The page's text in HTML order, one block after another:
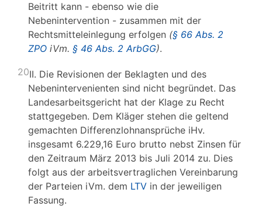
Beitritt kann - ebenso wie die
Nebenintervention - zusammen mit der
Rechtsmitteleinlegung erfolgen (§ 66 Abs. 2
ZPO iVm. § 46 Abs. 2 ArbGG).
20II. Die Revisionen der Beklagten und des
Nebenintervenienten sind nicht begründet. Das
Landesarbeitsgericht hat der Klage zu Recht
stattgegeben. Dem Kläger stehen die geltend
gemachten Differenzlohnansprüche iHv.
insgesamt 6.229,16 Euro brutto nebst Zinsen für
den Zeitraum März 2013 bis Juli 2014 zu. Dies
folgt aus der arbeitsvertraglichen Vereinbarung
der Parteien iVm. dem LTV in der jeweiligen
Fassung.